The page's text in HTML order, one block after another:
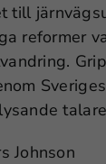
till
reformer
Johnson